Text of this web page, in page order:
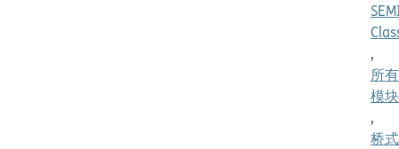
,
所
模块
,
桥